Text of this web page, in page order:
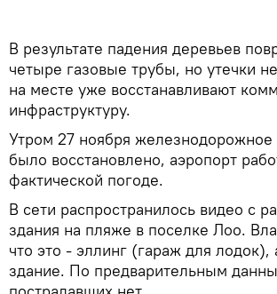
В результате падения деревьев
четыре газовые трубы, но утечки
на месте уже восстанавливают
инфраструктуру.
Утром 27 ноября
было восстановлено, аэропорт
фактической погоде.
В сети распространилось видео с
здания на пляже в поселке Лоо.
что это - эллинг (гараж для
здание. По предварительным